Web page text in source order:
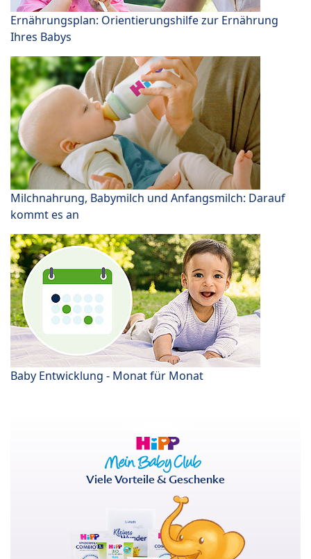
Ernährungsplan: Orientierungshilfe zur Ernährung
Ihres Babys
Milchnahrung, Babymilch und Anfangsmilch: Darauf
kommt es an
Baby Entwicklung - Monat für Monat
Viele Vorteile & Geschenke